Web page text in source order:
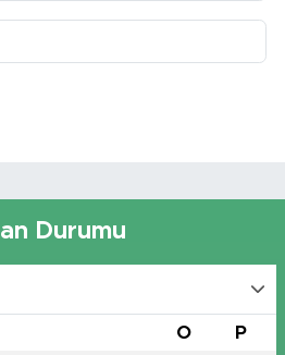
Durumu
O P